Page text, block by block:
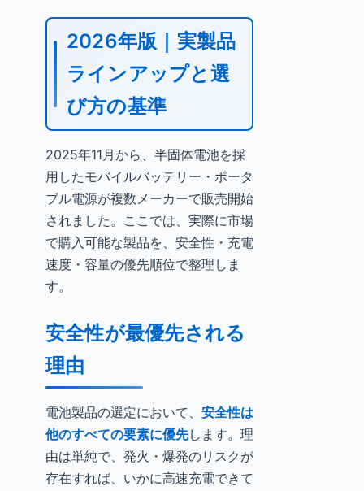
2026年版｜実製品
ラインアップと選
び方の基準
2025年11月から、半固体電池を採
用したモバイルバッテリー・ポータ
ブル電源が複数メーカーで販売開始
されました。ここでは、実際に市場
で購入可能な製品を、安全性・充電
速度・容量の優先順位で整理しま
す。
安全性が最優先される
理由
電池製品の選定において、 安全性は
他のすべての要素に優先します。理
由は単純で、発火・爆発のリスクが
存在すれば、いかに高速充電できて